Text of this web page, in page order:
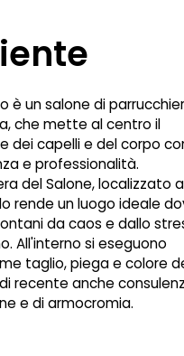
è un salone di
che mette al centro il
dei capelli e del corpo
e professionalità.
del Salone, localizzato a
rende un luogo ideale
da caos e dallo
All'interno si eseguono
taglio, piega e colore
recente anche
e di armocromia.